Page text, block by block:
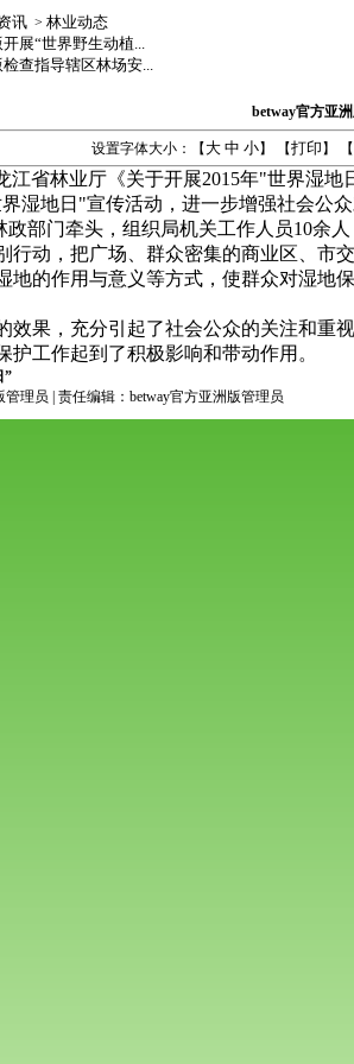
讯 > 林业动态
展“世界野生动植...
查指导辖区林场安...
betway官方亚
设置字体大小：【 大 中 小】 【打印 】
江省林业厅《关于开展2015年"世界湿
湿地日"宣传活动，进一步增强社会公
部门牵头，组织局机关工作人员10余
行动，把广场、群众密集的商业区、市
地的作用与意义等方式，使群众对湿地
效果，充分引起了社会公众的关注和重
护工作起到了积极影响和带动作用。
”
理员 | 责任编辑：betway官方亚洲版管理员